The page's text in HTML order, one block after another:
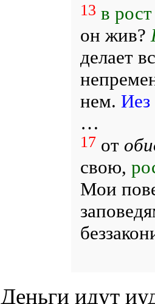
13 в
он жив?
делает
нем.
…
17от
свою,
Мои
Деньги идут